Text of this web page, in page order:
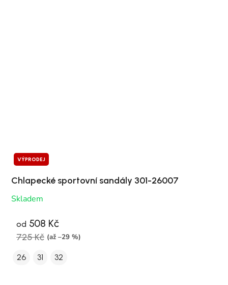
VÝPRODEJ
Chlapecké sportovní sandály 301-26007
Skladem
od 508 Kč
725 Kč (až –29 %)
26 31 32